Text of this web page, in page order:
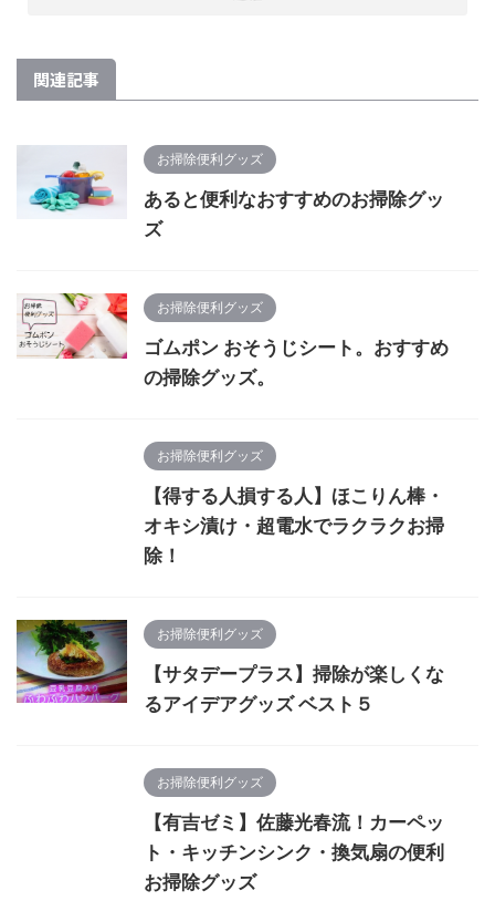
関連記事
お掃除便利グッズ
あると便利なおすすめのお掃除グッ
ズ
お掃除便利グッズ
ゴムポン おそうじシート。おすすめ
の掃除グッズ。
お掃除便利グッズ
【得する人損する人】ほこりん棒・
オキシ漬け・超電水でラクラクお掃
除！
お掃除便利グッズ
【サタデープラス】掃除が楽しくな
るアイデアグッズ ベスト５
お掃除便利グッズ
【有吉ゼミ】佐藤光春流！カーペッ
ト・キッチンシンク・換気扇の便利
お掃除グッズ